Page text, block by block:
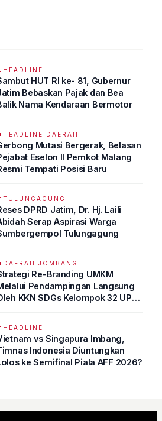
HEADLINE
HUT RI ke- 81, Gubernur
Bebaskan Pajak dan Bea
Nama Kendaraan Bermotor
HEADLINE DAERAH
Mutasi Bergerak, Belasan
Eselon II Pemkot Malang
Tempati Posisi Baru
TULUNGAGUNG
DPRD Jatim, Dr. Hj. Laili
Serap Aspirasi Warga
Tulungagung
DAERAH JOMBANG
Re-Branding UMKM
Pendampingan Langsung
KKN SDGs Kelompok 32 UPN
HEADLINE
vs Singapura Imbang,
Indonesia Diuntungkan
ke Semifinal Piala AFF 2026?